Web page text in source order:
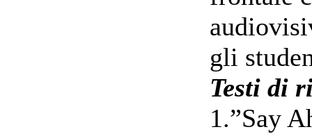
gli
Testi di
1.”Say